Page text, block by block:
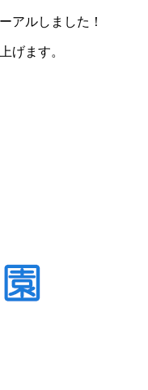
アルしました！
げます。